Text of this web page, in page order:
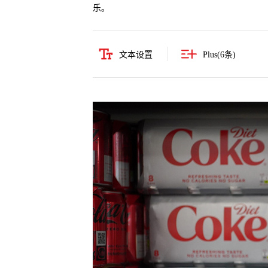
乐。
文本设置 Plus(6条)